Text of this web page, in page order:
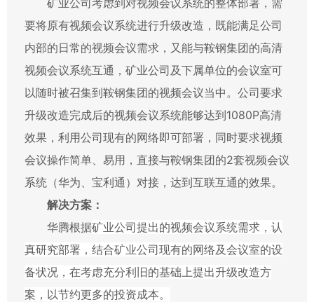
矿业公司考虑到对视频会议系统的整体部署，需
要将原有视频会议系统进行升级改造，既能满足公司
内部的日常的视频会议需求，又能与鞍钢集团的高清
视频会议系统互通，矿业公司及下属单位的会议室可
以随时被召集到鞍钢集团的视频会议当中。公司要求
升级改造完成后的视频会议系统能够达到1080P高清
效果，利用公司现有的网络即可部署，同时要求视频
会议操作简单、易用，直接与鞍钢集团的2套视频会议
系统（华为、宝利通）对接，达到互联互通的效果。
解决方案：
华腾根据矿业公司提出的视频会议系统需求，认
真研究部署，结合矿业公司现有的网络及会议室的设
备状况，在考虑充分利旧的基础上提出升级改造方
案，以节约更多的投资成本。